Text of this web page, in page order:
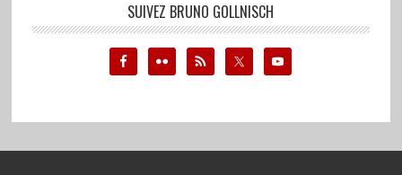
SUIVEZ BRUNO GOLLNISCH